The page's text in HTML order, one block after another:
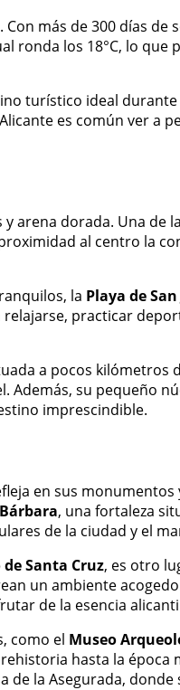
más de 300 días de
ronda los 18°C, lo
turístico ideal
es común ver a
arena dorada. Una de
al centro la
la Playa de
practicar
a pocos kilómetros
Además, su pequeño
imprescindible.
en sus monumentos
, una fortaleza
de la ciudad y el
Santa Cruz, es otro
un ambiente
de la esencia
como el Museo
hasta la época
de la Asegurada,